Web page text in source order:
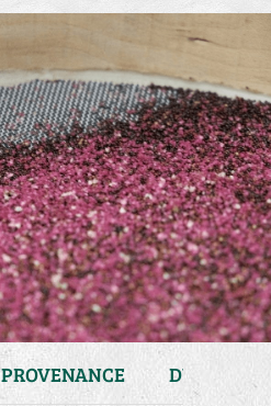
PROVENANCE DURÉE DE